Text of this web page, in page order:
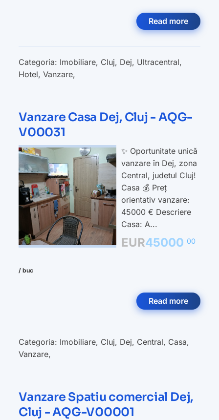
Read more
Categoria: Imobiliare, Cluj, Dej, Ultracentral,
Hotel, Vanzare,
Vanzare Casa Dej, Cluj - AQG-
V00031
✨ Oportunitate unică
vanzare în Dej, zona
Central, judetul Cluj!
Casa 💰 Preț
orientativ vanzare:
45000 € Descriere
Casa: A...
EUR45000 00
/ buc
Read more
Categoria: Imobiliare, Cluj, Dej, Central, Casa,
Vanzare,
Vanzare Spatiu comercial Dej,
Cluj - AQG-V00001